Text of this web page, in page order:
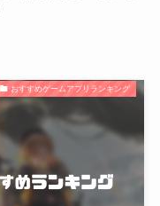
おすすめゲームアプリランキング